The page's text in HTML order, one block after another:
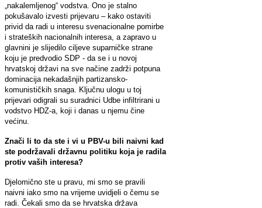
„nakalemljenog“ vodstva. Ono je stalno
pokušavalo izvesti prijevaru – kako ostaviti
privid da radi u interesu svenacionalne pomirbe
i strateških nacionalnih interesa, a zapravo u
glavnini je slijedilo ciljeve suparničke strane
koju je predvodio SDP - da se i u novoj
hrvatskoj državi na sve načine zadrži potpuna
dominacija nekadašnjih partizansko-
komunističkih snaga. Ključnu ulogu u toj
prijevari odigrali su suradnici Udbe infiltrirani u
vodstvo HDZ-a, koji i danas u njemu čine
većinu.
Znači li to da ste i vi u PBV-u bili naivni kad
ste podržavali državnu politiku koja je radila
protiv vaših interesa?
Djelomično ste u pravu, mi smo se pravili
naivni iako smo na vrijeme uvidjeli o čemu se
radi. Čekali smo da se hrvatska država